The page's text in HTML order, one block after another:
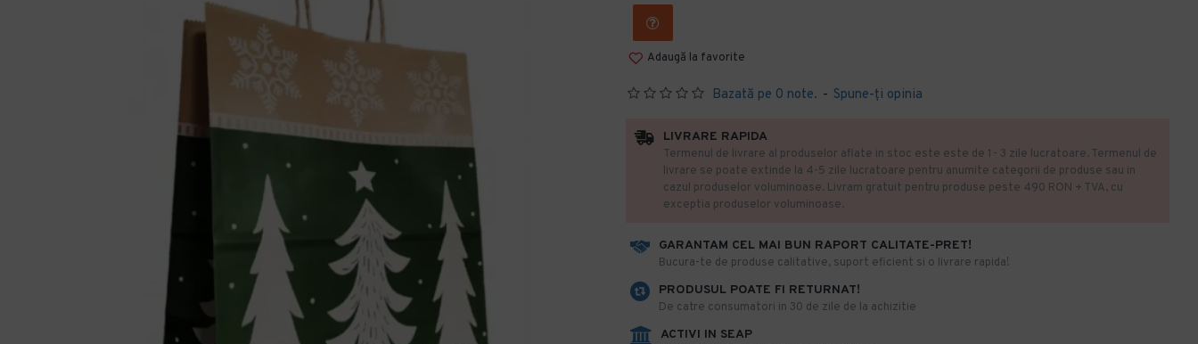
Bazată pe 0 note. - Spune-ţi opinia
Adaugă la favorite
GARANTAM CEL MAI BUN RAPORT CALITATE-PRET!
​Bucura-te de produse calitative, suport eficient si o livrare rapida!
PRODUSUL POATE FI RETURNAT!
De catre consumatori in 30 de zile de la achizitie
ACTIVI IN SEAP
LIVRARE RAPIDA
Termenul de livrare al produselor aflate in stoc este este de 1- 3 zile lucratoare. Termenul de
livrare se poate extinde la 4-5 zile lucratoare pentru anumite categorii de produse sau in
cazul produselor voluminoase. Livram gratuit pentru produse peste 490 RON + TVA, cu
exceptia produselor voluminoase.